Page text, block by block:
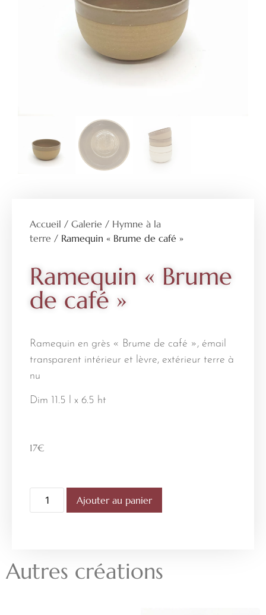
Accueil / Galerie / Hymne à la
terre / Ramequin « Brume de café »
Ramequin « Brume
de café »
Ramequin en grès « Brume de café », émail
transparent intérieur et lèvre, extérieur terre à
nu
Dim 11.5 l x 6.5 ht
17€
Ajouter au panier
Autres créations